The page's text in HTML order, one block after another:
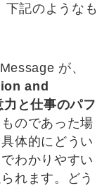
記のようなも
が、
and
と仕事のパフ
ものであった場
体的にどうい
わかりやすい
れます。どう